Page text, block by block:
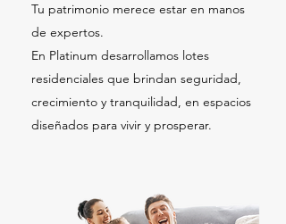
Tu patrimonio merece estar en manos
de expertos.
En Platinum desarrollamos lotes
residenciales que brindan seguridad,
crecimiento y tranquilidad, en espacios
diseñados para vivir y prosperar.